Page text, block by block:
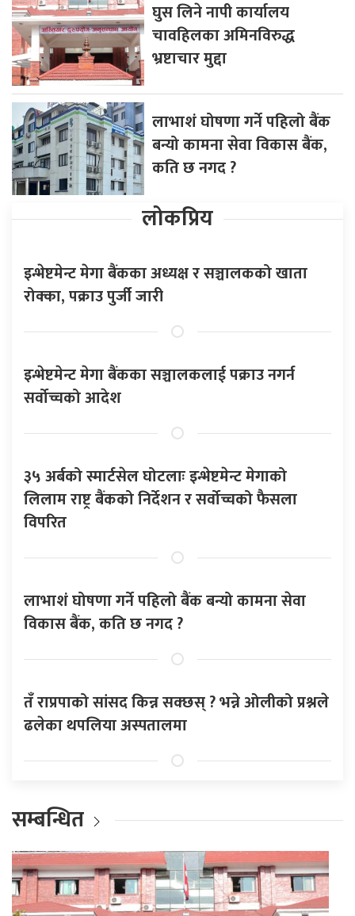
घुस लिने नापी कार्यालय
चावहिलका अमिनविरुद्ध
भ्रष्टाचार मुद्दा
लाभाशं घोषणा गर्ने पहिलो बैंक
बन्यो कामना सेवा विकास बैंक,
कति छ नगद ?
लोकप्रिय
इन्भेष्टमेन्ट मेगा बैंकका अध्यक्ष र सञ्चालकको खाता
रोक्का, पक्राउ पुर्जी जारी
इन्भेष्टमेन्ट मेगा बैंकका सञ्चालकलाई पक्राउ नगर्न
सर्वोच्चको आदेश
३५ अर्बको स्मार्टसेल घोटलाः इन्भेष्टमेन्ट मेगाको
लिलाम राष्ट्र बैंकको निर्देशन र सर्वोच्चको फैसला
विपरित
लाभाशं घोषणा गर्ने पहिलो बैंक बन्यो कामना सेवा
विकास बैंक, कति छ नगद ?
तँ राप्रपाको सांसद किन्न सक्छस् ? भन्ने ओलीको प्रश्नले
ढलेका थपलिया अस्पतालमा
सम्बन्धित